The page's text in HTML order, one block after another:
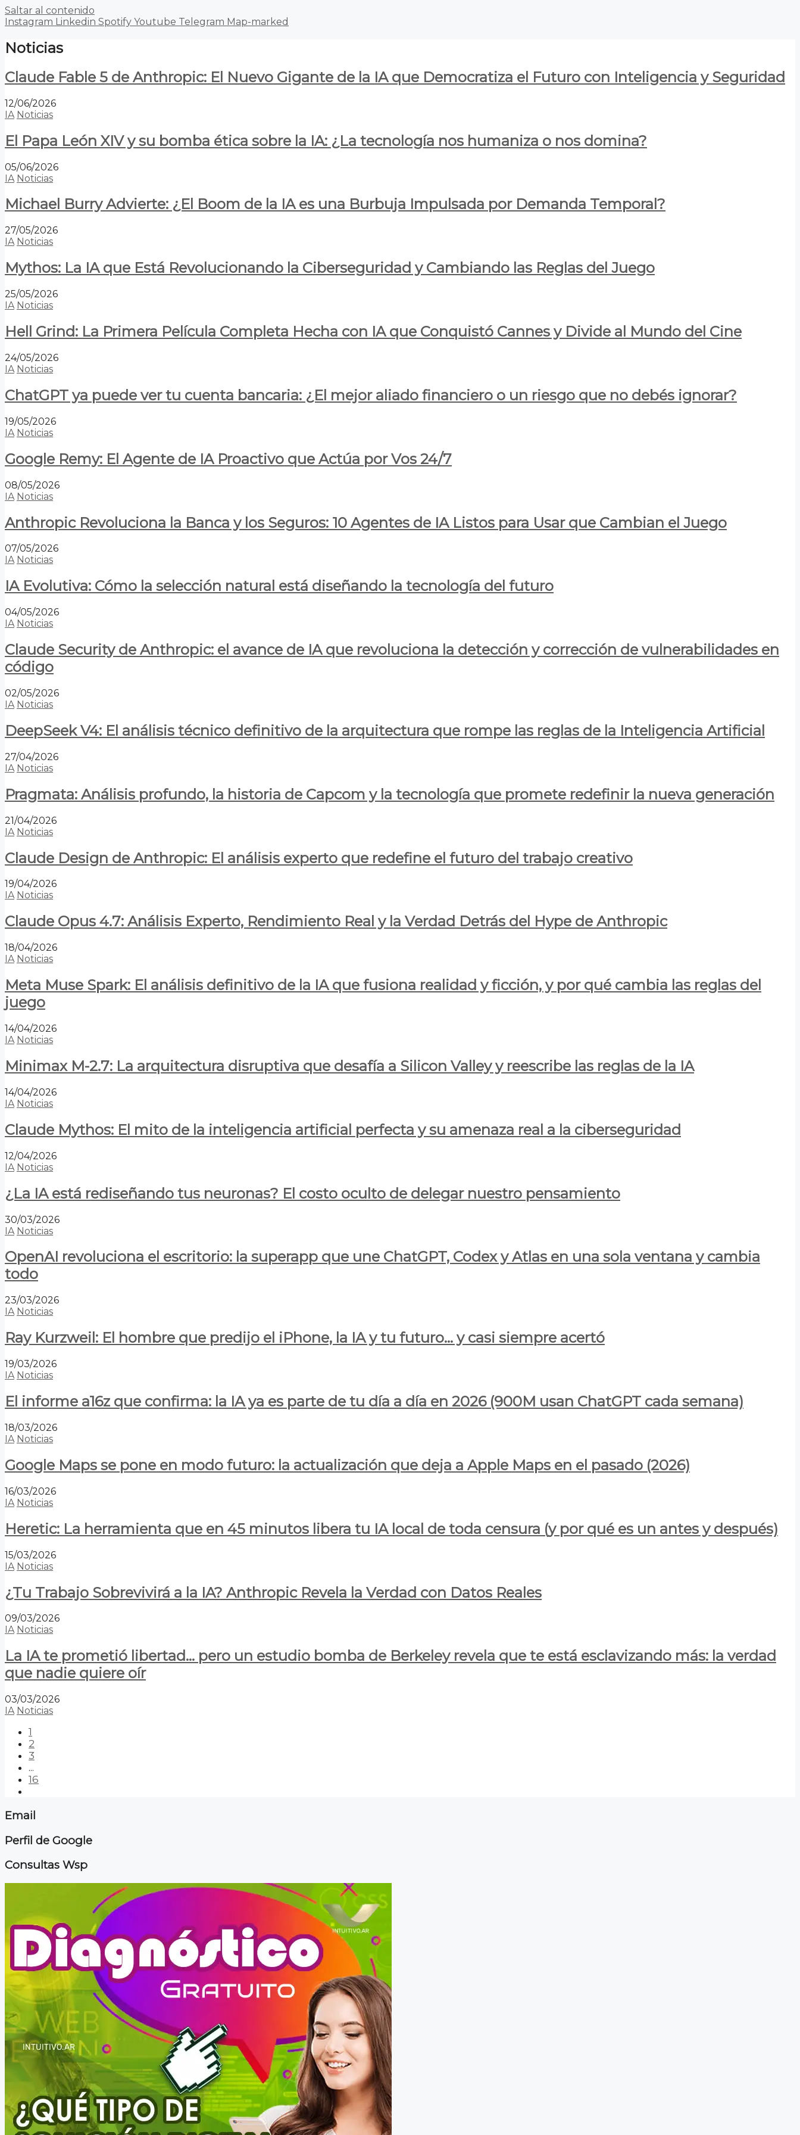
Saltar al contenido
Instagram Linkedin Spotify Youtube Telegram Map-marked
Noticias
Claude Fable 5 de Anthropic: El Nuevo Gigante de la IA que Democratiza el Futuro con Inteligencia y Seguridad
12/06/2026
IA Noticias
El Papa León XIV y su bomba ética sobre la IA: ¿La tecnología nos humaniza o nos domina?
05/06/2026
IA Noticias
Michael Burry Advierte: ¿El Boom de la IA es una Burbuja Impulsada por Demanda Temporal?
27/05/2026
IA Noticias
Mythos: La IA que Está Revolucionando la Ciberseguridad y Cambiando las Reglas del Juego
25/05/2026
IA Noticias
Hell Grind: La Primera Película Completa Hecha con IA que Conquistó Cannes y Divide al Mundo del Cine
24/05/2026
IA Noticias
ChatGPT ya puede ver tu cuenta bancaria: ¿El mejor aliado financiero o un riesgo que no debés ignorar?
19/05/2026
IA Noticias
Google Remy: El Agente de IA Proactivo que Actúa por Vos 24/7
08/05/2026
IA Noticias
Anthropic Revoluciona la Banca y los Seguros: 10 Agentes de IA Listos para Usar que Cambian el Juego
07/05/2026
IA Noticias
IA Evolutiva: Cómo la selección natural está diseñando la tecnología del futuro
04/05/2026
IA Noticias
Claude Security de Anthropic: el avance de IA que revoluciona la detección y corrección de vulnerabilidades en
código
02/05/2026
IA Noticias
DeepSeek V4: El análisis técnico definitivo de la arquitectura que rompe las reglas de la Inteligencia Artificial
27/04/2026
IA Noticias
Pragmata: Análisis profundo, la historia de Capcom y la tecnología que promete redefinir la nueva generación
21/04/2026
IA Noticias
Claude Design de Anthropic: El análisis experto que redefine el futuro del trabajo creativo
19/04/2026
IA Noticias
Claude Opus 4.7: Análisis Experto, Rendimiento Real y la Verdad Detrás del Hype de Anthropic
18/04/2026
IA Noticias
Meta Muse Spark: El análisis definitivo de la IA que fusiona realidad y ficción, y por qué cambia las reglas del
juego
14/04/2026
IA Noticias
Minimax M-2.7: La arquitectura disruptiva que desafía a Silicon Valley y reescribe las reglas de la IA
14/04/2026
IA Noticias
Claude Mythos: El mito de la inteligencia artificial perfecta y su amenaza real a la ciberseguridad
12/04/2026
IA Noticias
¿La IA está rediseñando tus neuronas? El costo oculto de delegar nuestro pensamiento
30/03/2026
IA Noticias
OpenAI revoluciona el escritorio: la superapp que une ChatGPT, Codex y Atlas en una sola ventana y cambia
todo
23/03/2026
IA Noticias
Ray Kurzweil: El hombre que predijo el iPhone, la IA y tu futuro… y casi siempre acertó
19/03/2026
IA Noticias
El informe a16z que confirma: la IA ya es parte de tu día a día en 2026 (900M usan ChatGPT cada semana)
18/03/2026
IA Noticias
Google Maps se pone en modo futuro: la actualización que deja a Apple Maps en el pasado (2026)
16/03/2026
IA Noticias
Heretic: La herramienta que en 45 minutos libera tu IA local de toda censura (y por qué es un antes y después)
15/03/2026
IA Noticias
¿Tu Trabajo Sobrevivirá a la IA? Anthropic Revela la Verdad con Datos Reales
09/03/2026
IA Noticias
La IA te prometió libertad… pero un estudio bomba de Berkeley revela que te está esclavizando más: la verdad
que nadie quiere oír
03/03/2026
IA Noticias
1
2
3
...
16
Email
Perfil de Google
Consultas Wsp